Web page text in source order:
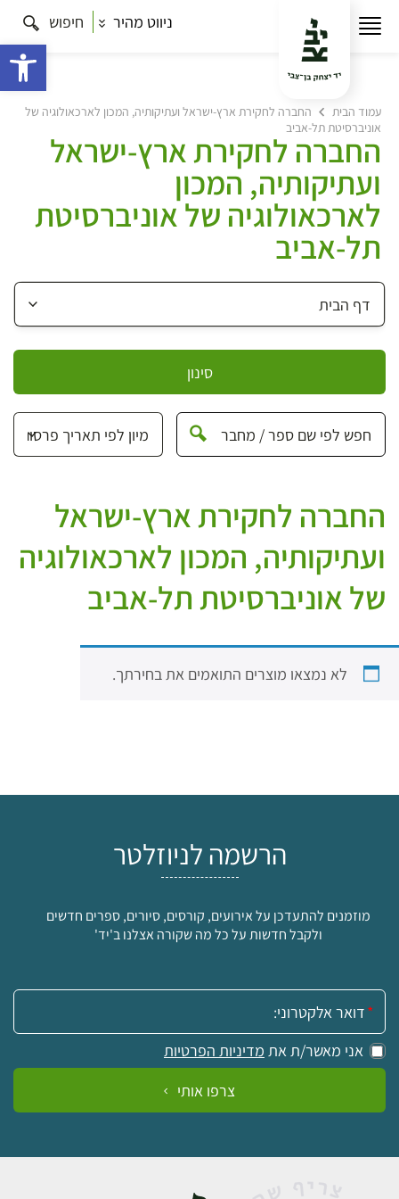
ניווט מהיר חיפוש
עמוד הבית
החברה לחקירת ארץ-ישראל ועתיקותיה, המכון לארכאולוגיה של
אוניברסיטת תל-אביב
החברה לחקירת ארץ-ישראל
ועתיקותיה, המכון
לארכאולוגיה של אוניברסיטת
תל-אביב
סינון
החברה לחקירת ארץ-ישראל
ועתיקותיה, המכון לארכאולוגיה
של אוניברסיטת תל-אביב
לא נמצאו מוצרים התואמים את בחירתך.
הרשמה לניוזלטר
מוזמנים להתעדכן על אירועים, קורסים, סיורים, ספרים חדשים
ולקבל חדשות על כל מה שקורה אצלנו ב'יד'
אימייל:
אני מאשר/ת את מדיניות הפרטיות
צרפו אותי